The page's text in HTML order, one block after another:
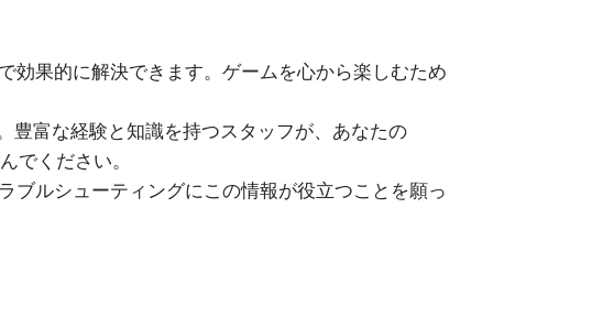
効果的に解決できます。ゲームを心から楽しむため
豊富な経験と知識を持つスタッフが、あなたの
でください。
ブルシューティングにこの情報が役立つことを願っ